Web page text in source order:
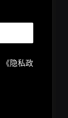
《隐私政